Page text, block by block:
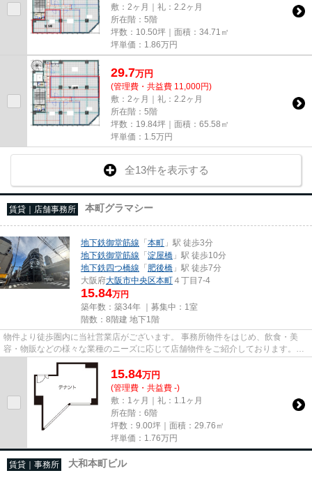
敷：2ヶ月｜礼：2.2ヶ月
所在階：5階
坪数：10.50坪｜面積：34.71㎡
坪単価： 1.86万円
29.7万円
(管理費・共益費 11,000円)
敷：2ヶ月｜礼：2.2ヶ月
所在階：5階
坪数：19.84坪｜面積：65.58㎡
坪単価： 1.5万円
全13件を表示する
賃貸｜店舗事務所 本町グラマシー
地下鉄御堂筋線 「本町 」駅 徒歩3分
地下鉄御堂筋線 「淀屋橋 」駅 徒歩10分
地下鉄四つ橋線 「肥後橋 」駅 徒歩7分
大阪府大阪市中央区本町 ４丁目7-4
15.84万円
築年数：築34年 ｜募集中： 1室
階数：8階建 地下1階
物件より徒歩圏内に当社営業店がございます。 事務所物件をはじめ、飲食・美
容・物販などの様々な業種のニーズに応じて店舗物件をご紹介しております。
尚、弊社ではおとり広告は一切...
15.84万円
(管理費・共益費 -)
敷：1ヶ月｜礼：1.1ヶ月
所在階：6階
坪数：9.00坪｜面積：29.76㎡
坪単価： 1.76万円
賃貸｜事務所 大和本町ビル